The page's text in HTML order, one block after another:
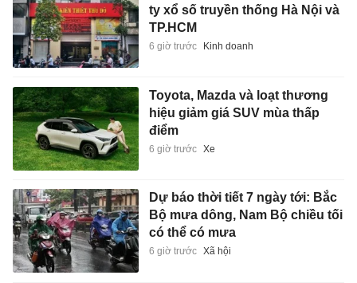
ty xổ số truyền thống Hà Nội và
TP.HCM
6 giờ trước Kinh doanh
Toyota, Mazda và loạt thương
hiệu giảm giá SUV mùa thấp
điểm
6 giờ trước Xe
Dự báo thời tiết 7 ngày tới: Bắc
Bộ mưa dông, Nam Bộ chiều tối
có thể có mưa
6 giờ trước Xã hội